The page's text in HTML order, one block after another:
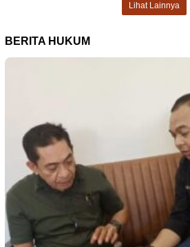
Lihat Lainnya
BERITA HUKUM